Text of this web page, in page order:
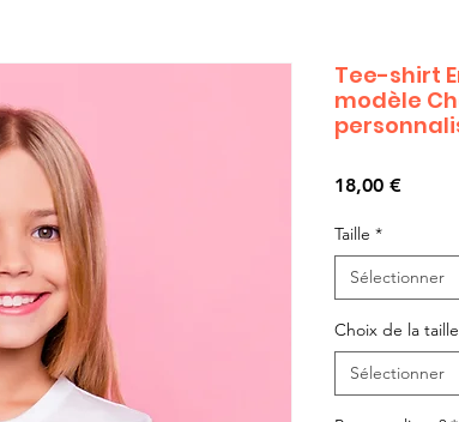
Tee-shirt
modèle
18,00 €Prix
Taille *
Sélectionner
Choix de la
Sélectionner